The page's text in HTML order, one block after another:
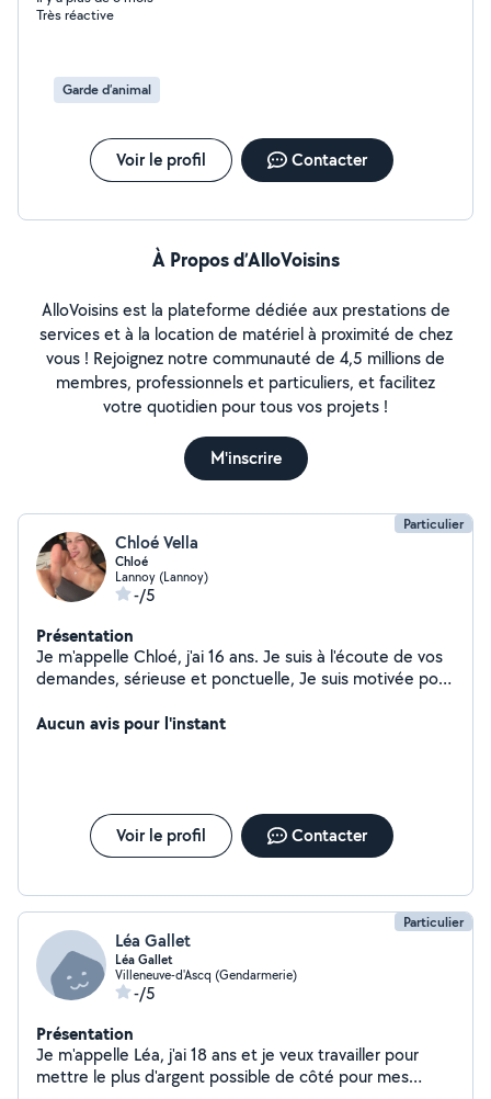
Très réactive
Garde d’animal
Voir le profil Contacter
À Propos d’AlloVoisins
AlloVoisins est la plateforme dédiée aux prestations de
services et à la location de matériel à proximité de chez
vous ! Rejoignez notre communauté de 4,5 millions de
membres, professionnels et particuliers, et facilitez
votre quotidien pour tous vos projets !
M'inscrire
Particulier
Chloé Vella
Chloé
Lannoy (Lannoy)
-/5
Présentation
Je m'appelle Chloé, j'ai 16 ans. Je suis à l'écoute de vos
demandes, sérieuse et ponctuelle, Je suis motivée pour
de garder vos enfants et de leur faire à manger si
Aucun avis pour l'instant
Voir le profil Contacter
Particulier
Léa Gallet
Léa Gallet
Villeneuve-d'Ascq (Gendarmerie)
-/5
Présentation
Je m'appelle Léa, j'ai 18 ans et je veux travailler pour
mettre le plus d'argent possible de côté pour mes